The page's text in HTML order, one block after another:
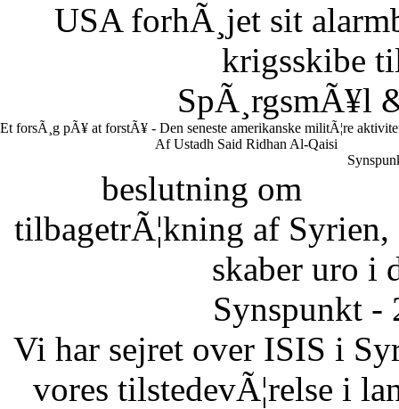
USA forhÃ¸jet sit
krigsskibe
SpÃ¸rgsmÃ¥l
Et forsÃ¸g pÃ¥ at forstÃ¥ - Den seneste amerikanske militÃ¦re
Af Ustadh Said Ridhan Al-Qaisi
beslutning om
tilbagetrÃ¦kning af Syrien,
skaber uro i
Synspunkt -
Vi har sejret over ISIS i
vores tilstedevÃ¦relse i